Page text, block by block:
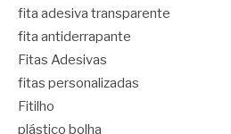
fita adesiva transparente
fita antiderrapante
Fitas Adesivas
fitas personalizadas
Fitilho
plástico bolha